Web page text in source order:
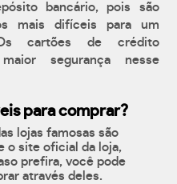
bancário, pois são
mais difíceis para um
cartões de crédito
segurança nesse
para comprar?
lojas famosas são
o site oficial da loja,
prefira, você pode
através deles.